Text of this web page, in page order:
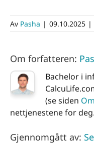
Av Pasha | 09.10.2025 |
Om forfatteren:
Bachelor i
(se siden
nettjenestene for deg.
Gjennomgått av: